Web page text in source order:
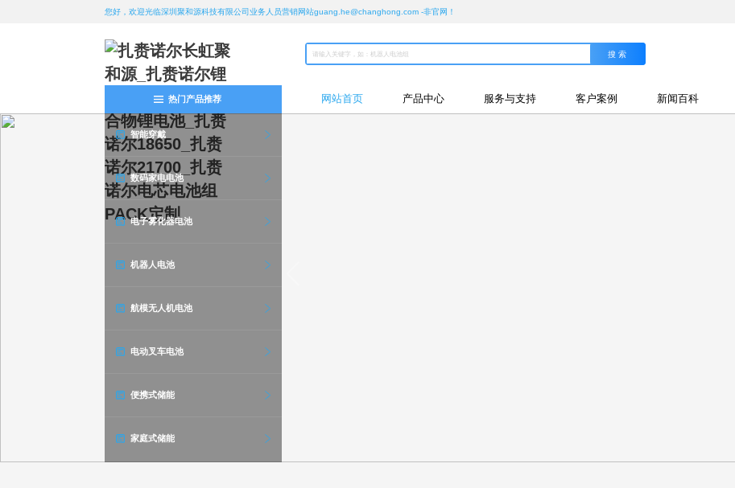
您好，欢迎光临深圳聚和源科技有限公司业务人员营销网站guang.he@changhong.com -非官网！
热门产品推荐
智能穿戴
数码家电电池
电子雾化器电池
机器人电池
航模无人机电池
电动叉车电池
便携式储能
家庭式储能
网站首页 产品中心 服务与支持 客户案例 新闻百科